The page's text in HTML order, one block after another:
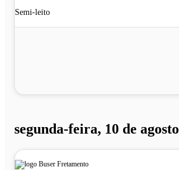
Semi-leito
segunda-feira, 10 de agosto